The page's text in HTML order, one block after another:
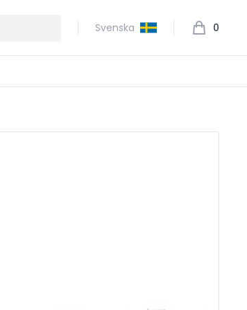
Svenska 0